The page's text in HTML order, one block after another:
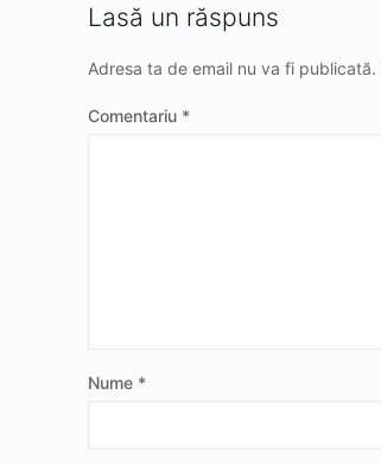
Lasă un răspuns
Adresa ta de email nu va fi publicată.
Comentariu *
Nume *